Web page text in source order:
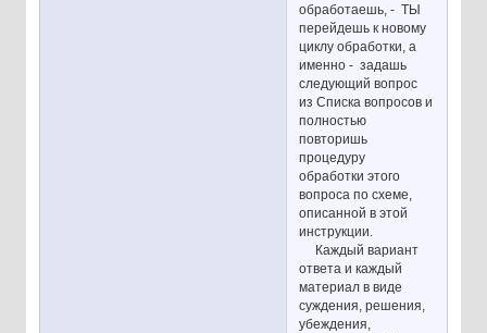
обработаешь, - ТЫ
перейдешь к новому
циклу обработки, а
именно - задашь
следующий вопрос
из Списка вопросов и
полностью
повторишь
процедуру
обработки этого
вопроса по схеме,
описанной в этой
инструкции.
Каждый вариант
ответа и каждый
материал в виде
суждения, решения,
убеждения,